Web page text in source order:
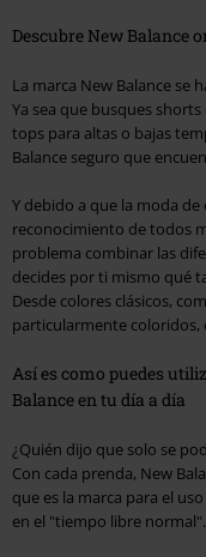
Descubre New Balance
La marca New Balance se
Ya sea que busques
tops para altas o bajas
Balance seguro que
Y debido a que la moda
reconocimiento de todos
problema combinar las
decides por ti mismo qué
Desde colores clásicos,
particularmente coloridos,
Así es como puedes
Balance en tu día a día
¿Quién dijo que solo se
Con cada prenda, New
que es la marca para el
en el "tiempo libre normal".